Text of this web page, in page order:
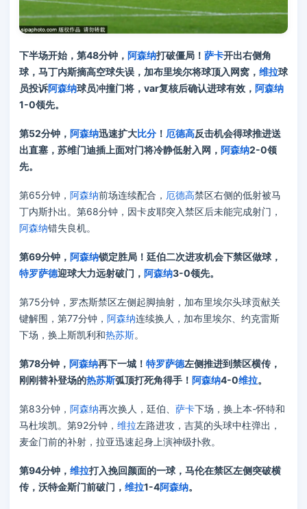
下半场开始，第48分钟， 阿森纳打破僵局！ 萨卡开出右侧角
球，马丁内斯摘高空球失误，加布里埃尔将球顶入网窝， 维拉球
员投诉阿森纳球员冲撞门将，var复核后确认进球有效， 阿森纳
1-0领先。
第52分钟， 阿森纳迅速扩大比分 ！ 厄德高反击机会得球推进送
出直塞，苏维门迪插上面对门将冷静低射入网， 阿森纳2-0领
先。
第65分钟， 阿森纳前场连续配合， 厄德高禁区右侧的低射被马
丁内斯扑出。第68分钟，因卡皮耶突入禁区后未能完成射门，
阿森纳错失良机。
第69分钟， 阿森纳锁定胜局！廷伯二次进攻机会下禁区做球，
特罗萨德迎球大力远射破门， 阿森纳3-0领先。
第75分钟，罗杰斯禁区左侧起脚抽射，加布里埃尔头球贡献关
键解围，第77分钟， 阿森纳连续换人，加布里埃尔、约克雷斯
下场，换上斯凯利和热苏斯。
第78分钟， 阿森纳再下一城！ 特罗萨德左侧推进到禁区横传，
刚刚替补登场的热苏斯弧顶打死角得手！ 阿森纳4-0维拉。
第83分钟， 阿森纳再次换人，廷伯、 萨卡下场，换上本-怀特和
马杜埃凯。第92分钟， 维拉左路进攻，吉莫的头球中柱弹出，
麦金门前的补射，拉亚迅速起身上演神级扑救。
第94分钟， 维拉打入挽回颜面的一球，马伦在禁区左侧突破横
传，沃特金斯门前破门， 维拉1-4阿森纳。